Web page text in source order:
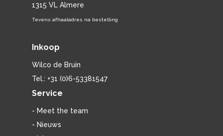
1315 VL Almere
Tevens afhaaladres na bestelling
Inkoop
Wilco de Bruin
Tel.: +31 (0)6-53381547
Service
- Meet the team
- Nieuws